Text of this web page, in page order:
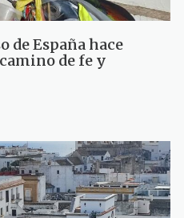
de España hace
de fe y